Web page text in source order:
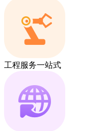
工程服务一站式